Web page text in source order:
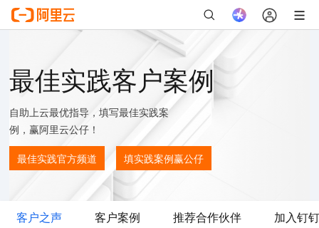
最佳实践客户案例
自助上云最优指导，填写最佳实践案
例，赢阿里云公仔！
最佳实践官方频道 填实践案例赢公仔
客户之声 客户案例 推荐合作伙伴 加入钉